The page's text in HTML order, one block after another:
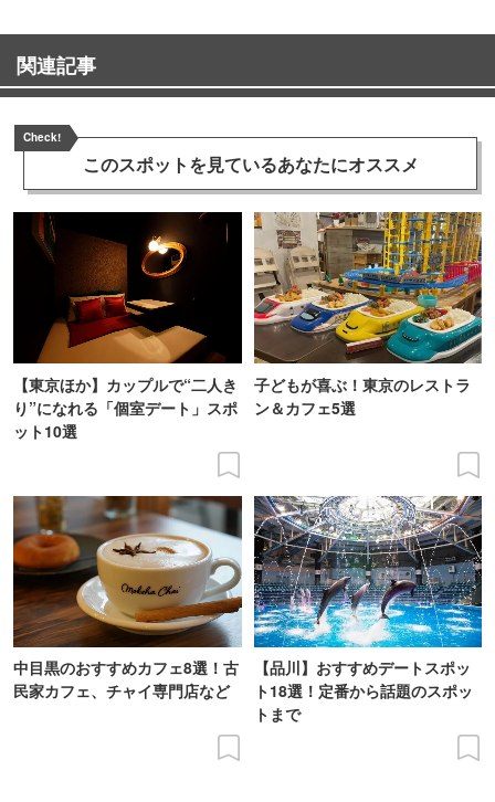
関連記事
Check!
このスポットを見ているあなたにオススメ
【東京ほか】カップルで“二人き
り”になれる「個室デート」スポ
ット10選
子どもが喜ぶ！東京のレストラ
ン＆カフェ5選
中目黒のおすすめカフェ8選！古
民家カフェ、チャイ専門店など
【品川】おすすめデートスポッ
ト18選！定番から話題のスポッ
トまで